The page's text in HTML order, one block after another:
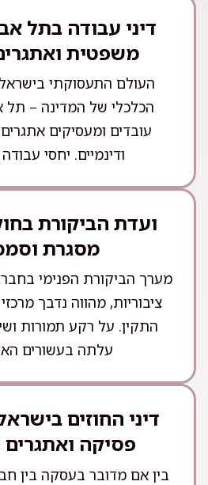
דיני עבודה בתל
משפטית
העולם התעסוקתי
הכלכלי של המדינה – תל
עובדים ומעסיקים
ודינמיים. יחסי
ועדת הביקורת
מסגרת
מערך הביקורת הפנימי
ציבוריות, מהווה נדבך
התקין. על רקע תמורות
עלתה בעשורים
דיני החוזים
פסיקה ואתגרים
בין אם מדובר בעסקה בין